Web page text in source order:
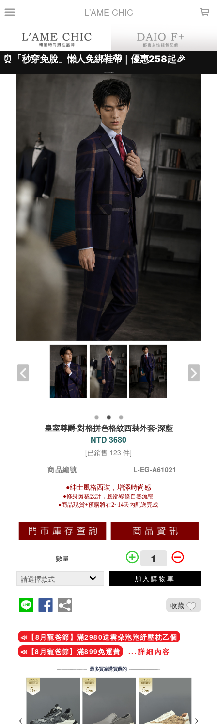
L'AME CHIC
皇室尊爵‧對格拼色格紋西裝外套-深藍
NTD 3680
[已銷售 123 件]
商品編號
L-EG-A61021
●紳士風格西裝，增添時尚感
●修身剪裁設計，腰部線條自然流暢
●商品現貨+預購將在2~14天內配送完成
數量
加入購物車
收藏
📣【8月寵爸節】滿2980送雲朵泡泡紓壓枕乙個
📣【8月寵爸節】滿899免運費
...詳細內容